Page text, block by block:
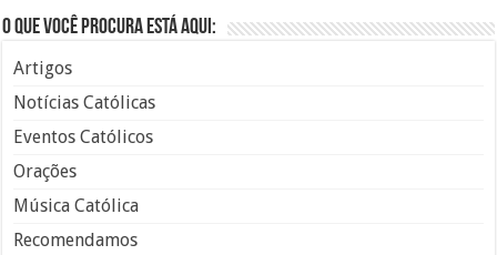
O que você procura está aqui:
Artigos
Notícias Católicas
Eventos Católicos
Orações
Música Católica
Recomendamos